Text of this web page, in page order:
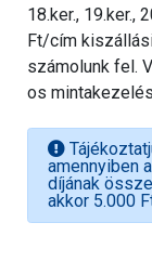
18.ker., 19.ker.,
Ft/cím
számolunk fel.
os
amennyiben
díjának
akkor 5.000